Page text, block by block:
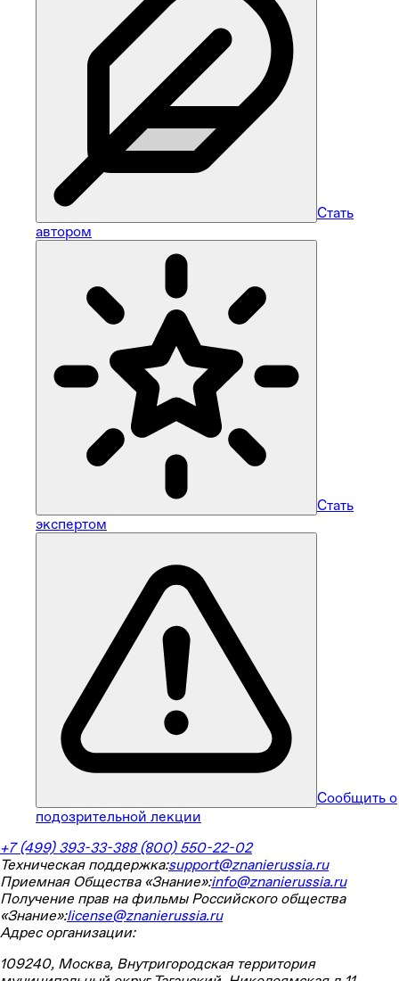
Стать
автором
Стать
экспертом
Сообщить о
подозрительной лекции
+7 (499) 393-33-388 (800) 550-22-02
Техническая поддержка:support@znanierussia.ru
Приемная Общества «Знание»:info@znanierussia.ru
Получение прав на фильмы Российского общества
«Знание»:license@znanierussia.ru
Адрес организации:
109240, Москва, Внутригородская территория